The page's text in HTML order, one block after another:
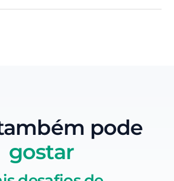
pode
gostar